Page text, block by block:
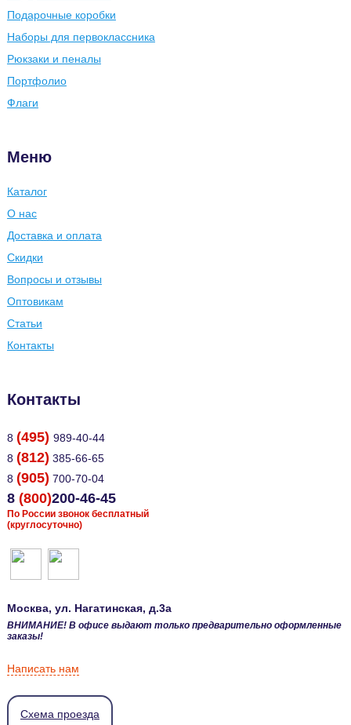
Подарочные коробки
Наборы для первоклассника
Рюкзаки и пеналы
Портфолио
Флаги
Меню
Каталог
О нас
Доставка и оплата
Скидки
Вопросы и отзывы
Оптовикам
Статьи
Контакты
Контакты
8 (495) 989-40-44
8 (812) 385-66-65
8 (905) 700-70-04
8 (800)200-46-45
По России звонок бесплатный
(круглосуточно)
Москва, ул. Нагатинская, д.3а
ВНИМАНИЕ! В офисе выдают только предварительно оформленные
заказы!
Написать нам
Схема проезда